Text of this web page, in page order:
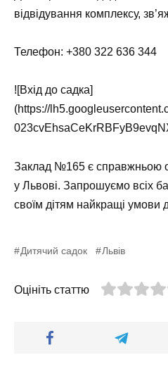
відвідування комплексу,
Телефон: +380 322 636 344
![Вхід до садка]
(https://
Заклад №165 є справжньою
у Львові. Запрошуємо всіх
своїм дітям найкращі умови
Дитячий садок Львів
Оцініть статтю